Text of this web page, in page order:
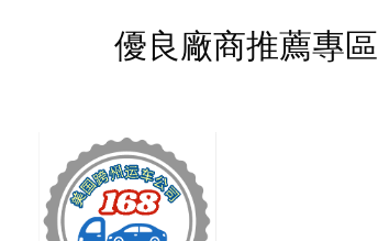
優良廠商推薦專區